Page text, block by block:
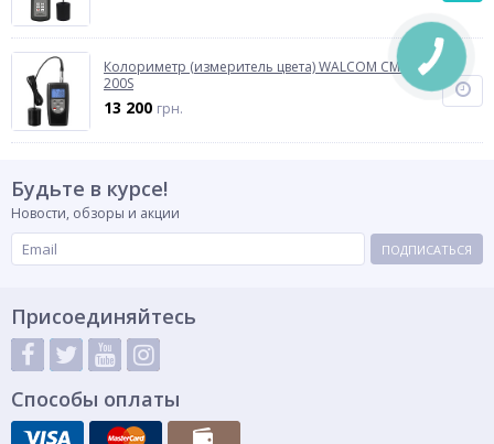
Колориметр (измеритель цвета) WALCOM CM-
200S
13 200 грн.
Будьте в курсе!
Новости, обзоры и акции
ПОДПИСАТЬСЯ
Присоединяйтесь
Способы оплаты